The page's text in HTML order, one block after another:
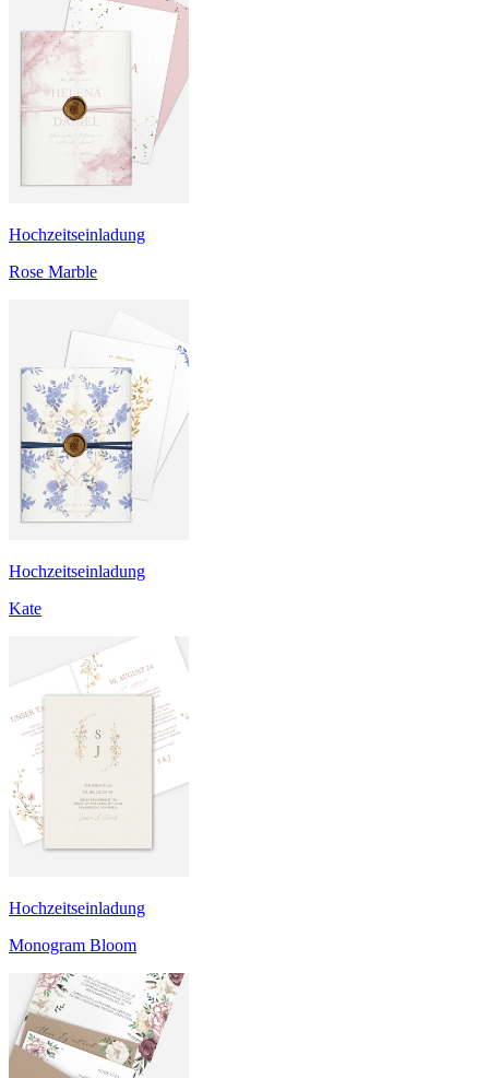
Hochzeitseinladung
Rose Marble
Hochzeitseinladung
Kate
Hochzeitseinladung
Monogram Bloom